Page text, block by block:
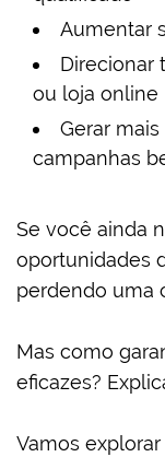
Aumentar
Direcionar
ou loja online
Gerar
campanhas
Se você ainda
oportunidades
perdendo uma
Mas como
eficazes?
Vamos